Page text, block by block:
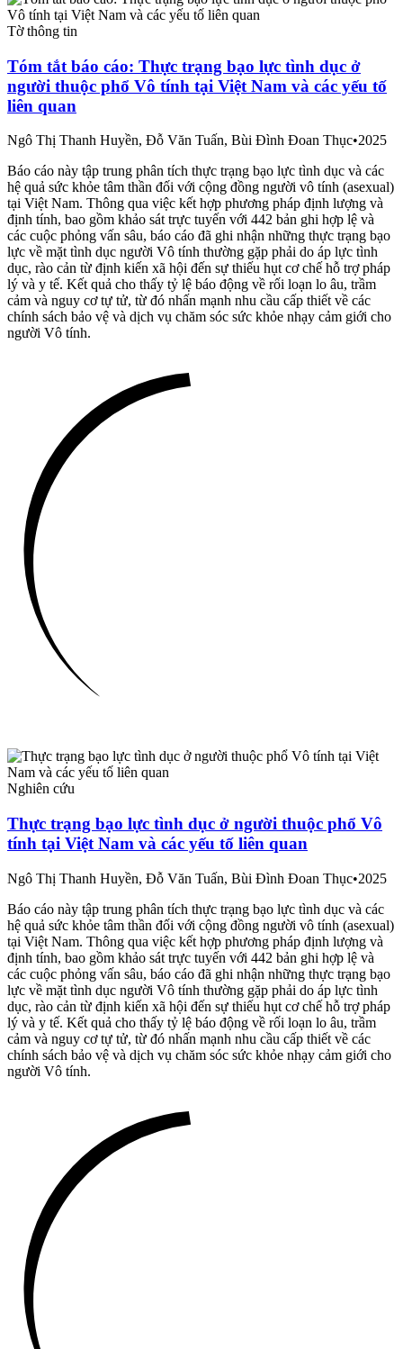
Tờ thông tin
Tóm tắt báo cáo: Thực trạng bạo lực tình dục ở
người thuộc phổ Vô tính tại Việt Nam và các yếu tố
liên quan
Ngô Thị Thanh Huyền, Đỗ Văn Tuấn, Bùi Đình Đoan Thục•2025
Báo cáo này tập trung phân tích thực trạng bạo lực tình dục và các
hệ quả sức khỏe tâm thần đối với cộng đồng người vô tính (asexual)
tại Việt Nam. Thông qua việc kết hợp phương pháp định lượng và
định tính, bao gồm khảo sát trực tuyến với 442 bản ghi hợp lệ và
các cuộc phỏng vấn sâu, báo cáo đã ghi nhận những thực trạng bạo
lực về mặt tình dục người Vô tính thường gặp phải do áp lực tình
dục, rào cản từ định kiến xã hội đến sự thiếu hụt cơ chế hỗ trợ pháp
lý và y tế. Kết quả cho thấy tỷ lệ báo động về rối loạn lo âu, trầm
cảm và nguy cơ tự tử, từ đó nhấn mạnh nhu cầu cấp thiết về các
chính sách bảo vệ và dịch vụ chăm sóc sức khỏe nhạy cảm giới cho
người Vô tính.
Nghiên cứu
Thực trạng bạo lực tình dục ở người thuộc phổ Vô
tính tại Việt Nam và các yếu tố liên quan
Ngô Thị Thanh Huyền, Đỗ Văn Tuấn, Bùi Đình Đoan Thục•2025
Báo cáo này tập trung phân tích thực trạng bạo lực tình dục và các
hệ quả sức khỏe tâm thần đối với cộng đồng người vô tính (asexual)
tại Việt Nam. Thông qua việc kết hợp phương pháp định lượng và
định tính, bao gồm khảo sát trực tuyến với 442 bản ghi hợp lệ và
các cuộc phỏng vấn sâu, báo cáo đã ghi nhận những thực trạng bạo
lực về mặt tình dục người Vô tính thường gặp phải do áp lực tình
dục, rào cản từ định kiến xã hội đến sự thiếu hụt cơ chế hỗ trợ pháp
lý và y tế. Kết quả cho thấy tỷ lệ báo động về rối loạn lo âu, trầm
cảm và nguy cơ tự tử, từ đó nhấn mạnh nhu cầu cấp thiết về các
chính sách bảo vệ và dịch vụ chăm sóc sức khỏe nhạy cảm giới cho
người Vô tính.